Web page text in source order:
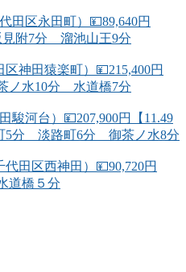
田区永田町）💴89,640円
見附7分 溜池山王9分
神田猿楽町）💴215,400円
ノ水10分 水道橋7分
駿河台）💴207,900円【11.49
5分 淡路町6分 御茶ノ水8分
田区西神田）💴90,720円
道橋５分